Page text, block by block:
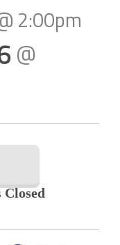
2:00pm
@
Closed